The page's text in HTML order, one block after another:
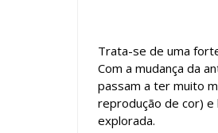
Trata-se de uma
Com a mudança da
passam a ter muito
reprodução de cor) e
explorada.